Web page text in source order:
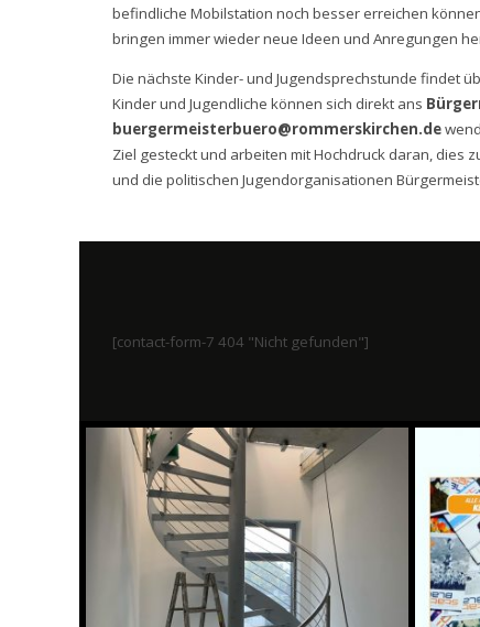
befindliche Mobilstation noch besser erreichen
bringen immer wieder neue Ideen und Anregungen
Die nächste Kinder- und Jugendsprechstunde findet
Kinder und Jugendliche können sich direkt ans
buergermeisterbuero@rommerskirchen.de
Ziel gesteckt und arbeiten mit Hochdruck daran, dies
und die politischen Jugendorganisationen
[contact-form-7 404 "Nicht gefunden"]